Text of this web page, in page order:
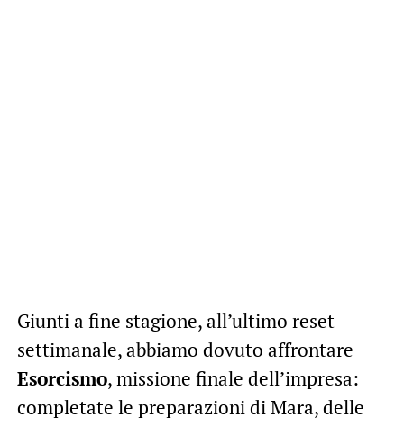
Giunti a fine stagione, all’ultimo reset
settimanale, abbiamo dovuto affrontare
Esorcismo, missione finale dell’impresa:
completate le preparazioni di Mara, delle